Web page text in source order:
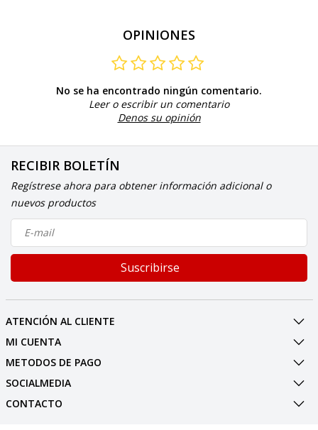
OPINIONES
No se ha encontrado ningún comentario.
Leer o escribir un comentario
Denos su opinión
RECIBIR BOLETÍN
Regístrese ahora para obtener información adicional o
nuevos productos
Suscribirse
ATENCIÓN AL CLIENTE
MI CUENTA
METODOS DE PAGO
SOCIALMEDIA
CONTACTO